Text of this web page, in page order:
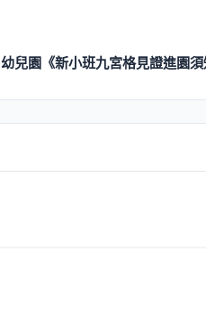
幼兒園《新小班九宮格見證進園